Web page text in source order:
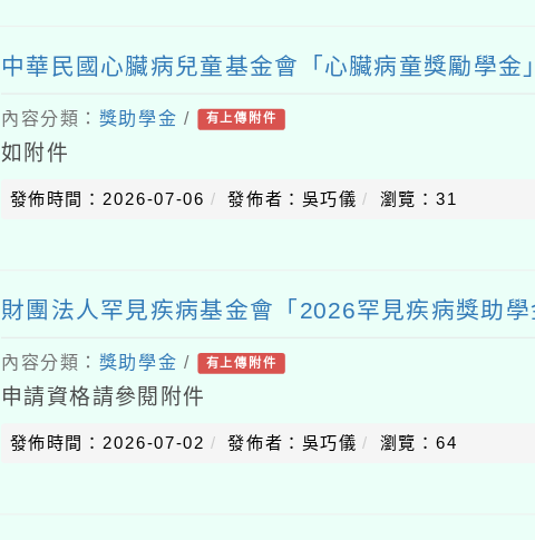
中華民國心臟病兒童基金會「心臟病童獎勵學金」
內容分類： 獎助學金 / 有上傳附件
如附件
發佈時間：2026-07-06 發佈者：吳巧儀 瀏覽：31
財團法人罕見疾病基金會「2026罕見疾病獎助學
內容分類： 獎助學金 / 有上傳附件
申請資格請參閱附件
發佈時間：2026-07-02 發佈者：吳巧儀 瀏覽：64